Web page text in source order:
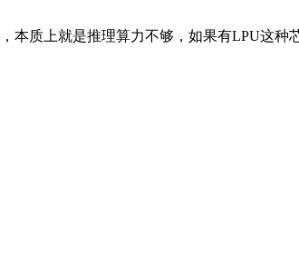
本质上就是推理算力不够，如果有LPU这种